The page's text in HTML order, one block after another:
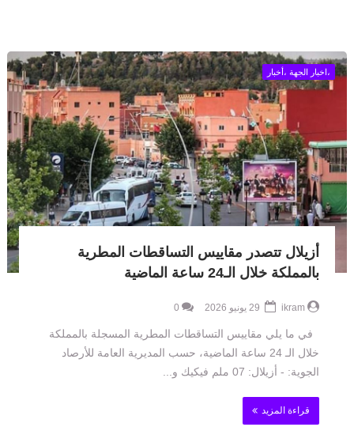
،اخبار الجهة ،أخبار
أزيلال تتصدر مقاييس التساقطات المطرية
بالمملكة خلال الـ24 ساعة الماضية
ikram
0
في ما يلي مقاييس التساقطات المطرية المسجلة بالمملكة
خلال الـ 24 ساعة الماضية، حسب المديرية العامة للأرصاد
الجوية: - أزيلال: 07 ملم فيكيك و...
قراءة المزيد